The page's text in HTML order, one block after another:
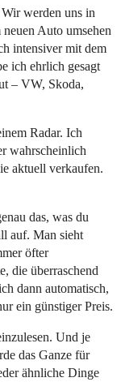
werden uns in
Auto umsehen
intensiver mit dem
ich ehrlich gesagt
– VW, Skoda,
Radar. Ich
wahrscheinlich
aktuell verkaufen.
das, was du
auf. Man sieht
öfter
die überraschend
dann automatisch,
ein günstiger Preis.
Und je
das Ganze für
ähnliche Dinge